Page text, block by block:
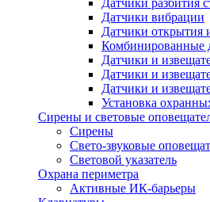
Датчики вибрации
Датчики открытия
Комбинированные
Датчики и
Датчики и
Датчики и
Установка
Сирены и световые
Сирены
Свето-звуковые
Световой указатель
Охрана периметра
Активные ИК-барьеры